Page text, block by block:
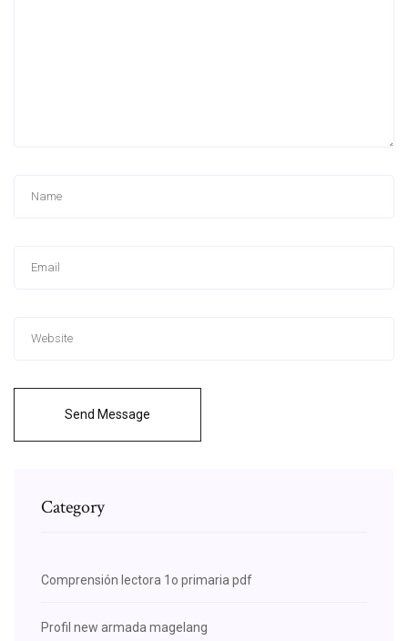
Send Message
Category
Comprensión lectora 1o primaria pdf
Profil new armada magelang